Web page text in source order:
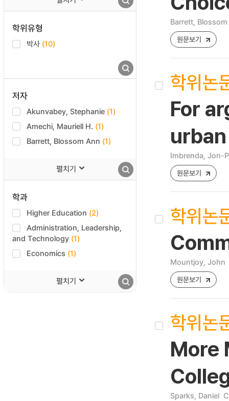
학위유형
박사 (10)
저자
Akunvabey, Stephanie (1)
Amechi, Mauriell H. (1)
Barrett, Blossom Ann (1)
펼치기
학과
Higher Education (2)
Administration, Leadership,
and Technology (1)
Economics (1)
펼치기
Barrett,
원문보기
학위논
For
Imbrenda, Jon-
원문보기
학위논
Mountjoy, John
원문보기
학위논
More
Sparks, Daniel